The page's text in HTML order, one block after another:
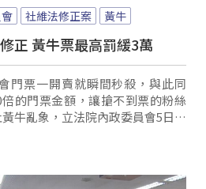
社維法修正案 黃牛
正 黃牛票最高罰緩3萬
門票一開賣就瞬間秒殺，與此同
的門票金額，讓搶不到票的粉絲
牛亂象，立法院內政委員會5日繼
對第64條條文，「非供自用而購
者」，原本只處以最高一萬八的
行為。